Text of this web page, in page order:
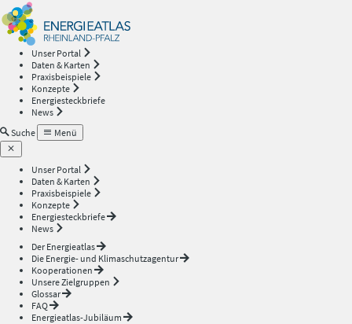
Unser Portal
Daten & Karten
Praxisbeispiele
Konzepte
Energiesteckbriefe
News
Suche
Menü
Unser Portal
Daten & Karten
Praxisbeispiele
Konzepte
Energiesteckbriefe
News
Der Energieatlas
Die Energie- und Klimaschutzagentur
Kooperationen
Unsere Zielgruppen
Glossar
FAQ
Energieatlas-Jubiläum